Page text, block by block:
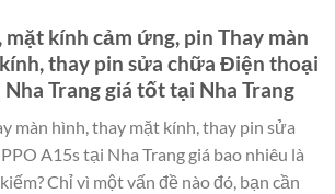
mặt kính cảm ứng, pin Thay màn
thay pin sửa chữa Điện thoại
Trang giá tốt tại Nha Trang
màn hình, thay mặt kính, thay pin sửa
A15s tại Nha Trang giá bao nhiêu là
Chỉ vì một vấn đề nào đó, bạn cần